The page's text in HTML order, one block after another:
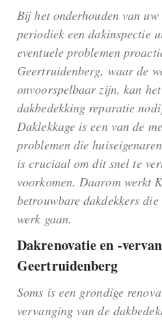
Bij het onderhouden van
periodiek een dakinspectie
eventuele problemen
Geertruidenberg, waar de
onvoorspelbaar zijn, kan
dakbedekking reparatie
Daklekkage is een van de
problemen die
is cruciaal om dit snel te
voorkomen. Daarom werkt
betrouwbare dakdekkers
werk gaan.
Dakrenovatie en -
Geertruidenberg
Soms is een grondige
vervanging van de